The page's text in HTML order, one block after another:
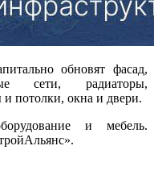
обновят фасад,
сети, радиаторы,
и потолки, окна и двери.
и мебель.